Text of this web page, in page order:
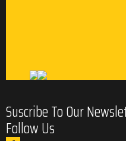
Suscribe To Our
Follow Us